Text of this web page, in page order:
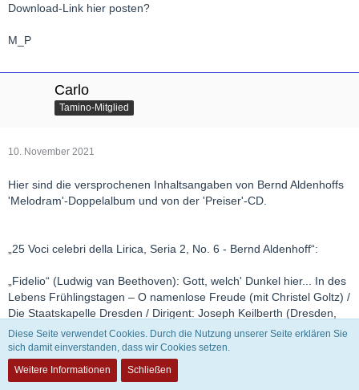
Download-Link hier posten?
M_P
Carlo
Tamino-Mitglied
10. November 2021
Hier sind die versprochenen Inhaltsangaben von Bernd Aldenhoffs
'Melodram'-Doppelalbum und von der 'Preiser'-CD.
„25 Voci celebri della Lirica, Seria 2, No. 6 - Bernd Aldenhoff“:
„Fidelio“ (Ludwig van Beethoven): Gott, welch' Dunkel hier... In des
Lebens Frühlingstagen – O namenlose Freude (mit Christel Goltz) /
Die Staatskapelle Dresden / Dirigent: Joseph Keilberth (Dresden,
Großes Haus der Staatstheater, 22. 9. 1948*, Live)
„Otello“ (Giuseppe Verdi): Gott, warum hast du gehäuft dieses
Elend – Jeder Knabe kann mein Schwert mir entreissen / Das
Diese Seite verwendet Cookies. Durch die Nutzung unserer Seite erklären Sie
sich damit einverstanden, dass wir Cookies setzen.
Weitere Informationen
Schließen